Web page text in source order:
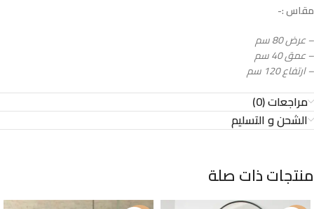
مقاس :-
– عرض 80 سم
– عمق 40 سم
– ارتفاع 120 سم
مراجعات (0)
الشحن و التسليم
منتجات ذات صلة